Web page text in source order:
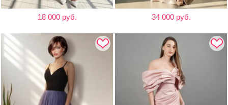
18 000 руб. 34 000 руб.